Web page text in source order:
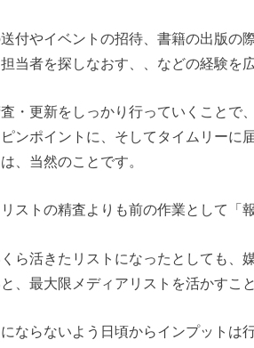
付やイベントの招待、書籍の出版の
当者を探しなおす、、などの経験を
・更新をしっかり行っていくことで
ンポイントに、そしてタイムリーに
、当然のことです。
ストの精査よりも前の作業として「
ら活きたリストになったとしても、
、最大限メディアリストを活かすこ
ならないよう日頃からインプットは